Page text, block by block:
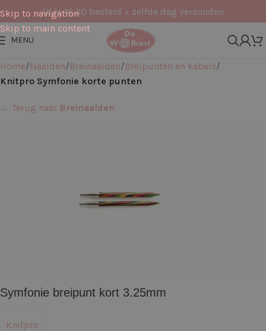
Skip to navigation
Skip to main content
Vóór 16:30 besteld = zelfde dag verzonden
MENU
Home Naalden Breinaalden Breipunten en kabels
Knitpro Symfonie korte punten
← Terug naar Breinaalden
Symfonie breipunt kort 3.25mm
Knitpro